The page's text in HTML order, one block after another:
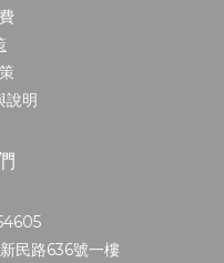
說明
民路636號一樓